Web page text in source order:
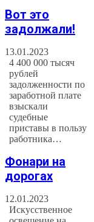
Вот это
задолжали!
13.01.2023
4 400 000 тысяч
рублей
задолженности по
заработной плате
взыскали
судебные
приставы в пользу
работника…
Фонари на
дорогах
12.01.2023
Искусственное